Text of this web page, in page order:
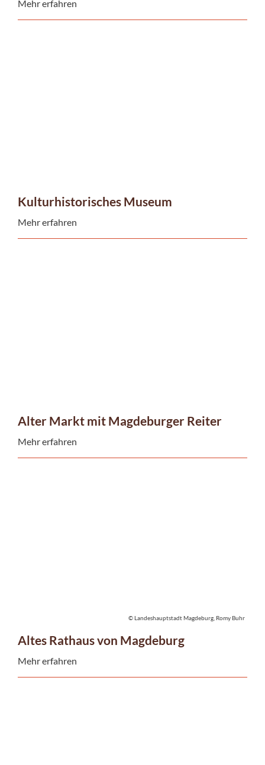
Mehr erfahren
Kulturhistorisches Museum
Mehr erfahren
Alter Markt mit Magdeburger Reiter
Mehr erfahren
Altes Rathaus von Magdeburg
Mehr erfahren
© Landeshauptstadt Magdeburg, Romy Buhr